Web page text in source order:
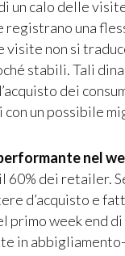
un calo delle
registrano una
visite non si
stabili. Tali
dei
un possibile
nel
60% dei retailer.
d’acquisto e
primo week end
in